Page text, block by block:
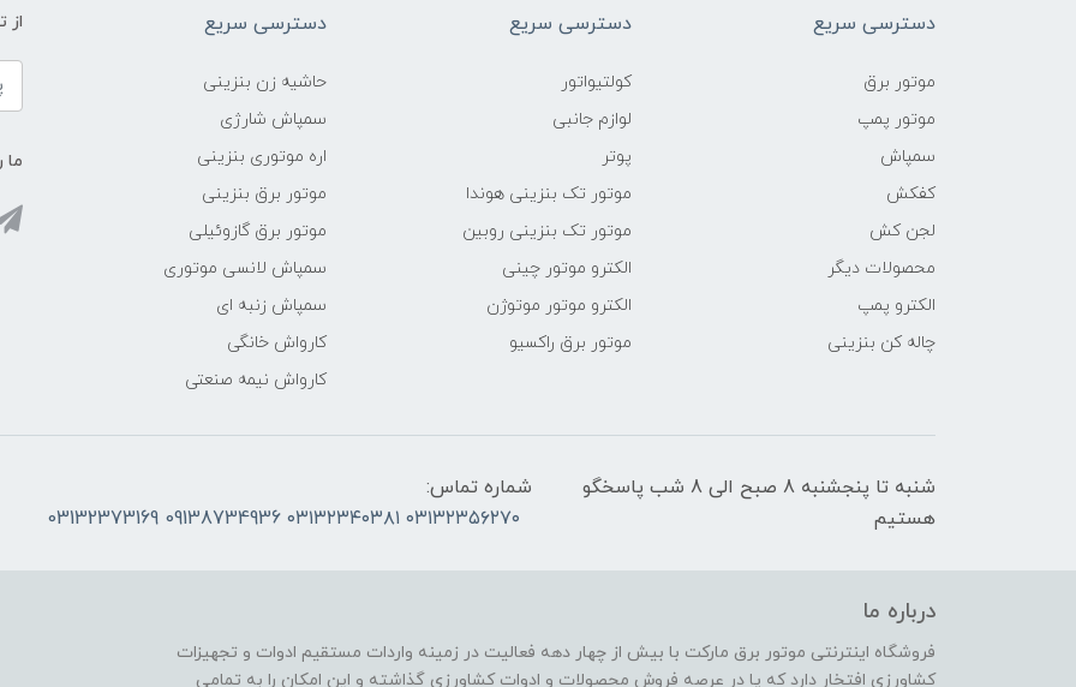
دسترسی سریع
موتور برق
موتور پمپ
سمپاش
کفکش
لجن کش
محصولات دیگر
الکترو پمپ
چاله کن بنزینی
دسترسی سریع
کولتیواتور
لوازم جانبی
پوتر
موتور تک بنزینی هوندا
موتور تک بنزینی روبین
الکترو موتور چینی
الکترو موتور موتوژن
موتور برق راکسیو
دسترسی سریع
حاشیه زن بنزینی
سمپاش شارژی
اره موتوری بنزینی
موتور برق بنزینی
موتور برق گازوئیلی
سمپاش لانسی موتوری
سمپاش زنبه ای
کارواش خانگی
کارواش نیمه صنعتی
از
ما
شنبه تا پنجشنبه 8 صبح الی 8 شب پاسخگو
هستیم
شماره تماس:
۰۳۱۳۲۳۵۶۲۷۰ ۰۳۱۳۲۳۴۰۳۸۱ 09138734936 03132373169
درباره ما
فروشگاه اینترنتی موتور برق مارکت با بیش از چهار دهه فعالیت در زمینه واردات مستقیم ادوات و تجهیزات
کشاورزی افتخار دارد که پا در عرصه فروش محصولات و ادوات کشاورزی گذاشته و این امکان را به تمامی